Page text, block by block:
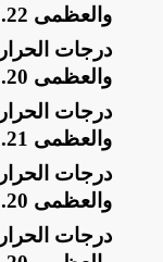
والعظمى 22
.
والعظمى 20
.
والعظمى 21
.
والعظمى 20
.